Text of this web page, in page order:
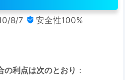
8/7  安全性100%
の利点は次のとおり ：